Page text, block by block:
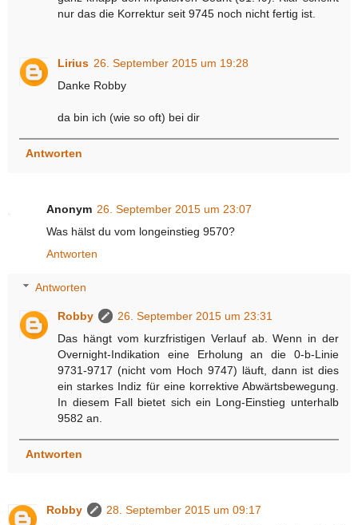
nur das die Korrektur seit 9745 noch nicht fertig ist.
Lirius 26. September 2015 um 19:28
Danke Robby
da bin ich (wie so oft) bei dir
Antworten
Anonym 26. September 2015 um 23:07
Was hälst du vom longeinstieg 9570?
Antworten
Antworten
Robby
26. September 2015 um 23:31
Das hängt vom kurzfristigen Verlauf ab. Wenn in der
Overnight-Indikation eine Erholung an die 0-b-Linie
9731-9717 (nicht vom Hoch 9747) läuft, dann ist dies
ein starkes Indiz für eine korrektive Abwärtsbewegung.
In diesem Fall bietet sich ein Long-Einstieg unterhalb
9582 an.
Antworten
Robby
28. September 2015 um 09:17